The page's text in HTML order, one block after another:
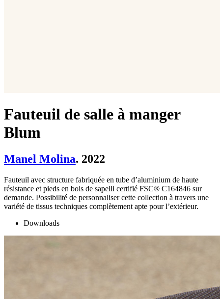
Fauteuil de salle à manger
Blum
Manel Molina. 2022
Fauteuil avec structure fabriquée en tube d’aluminium de haute
résistance et pieds en bois de sapelli certifié FSC® C164846 sur
demande. Possibilité de personnaliser cette collection à travers une
variété de tissus techniques complètement apte pour l’extérieur.
Downloads